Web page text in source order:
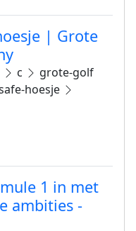
| Grote
c
grote-golf
hoesje
1 in met
ambities -